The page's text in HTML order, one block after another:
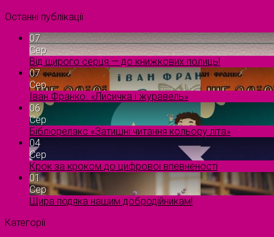
Останні публікації
07
Сер
Від щирого серця — до книжкових полиць!
07
Сер
Іван Франко. «Лисичка і журавель»
06
Сер
Бібліорелакс «Затишні читання кольору літа»
04
Сер
Крок за кроком до цифрової впевненості
01
Сер
Щира подяка нашим добродійникам!
Категорії